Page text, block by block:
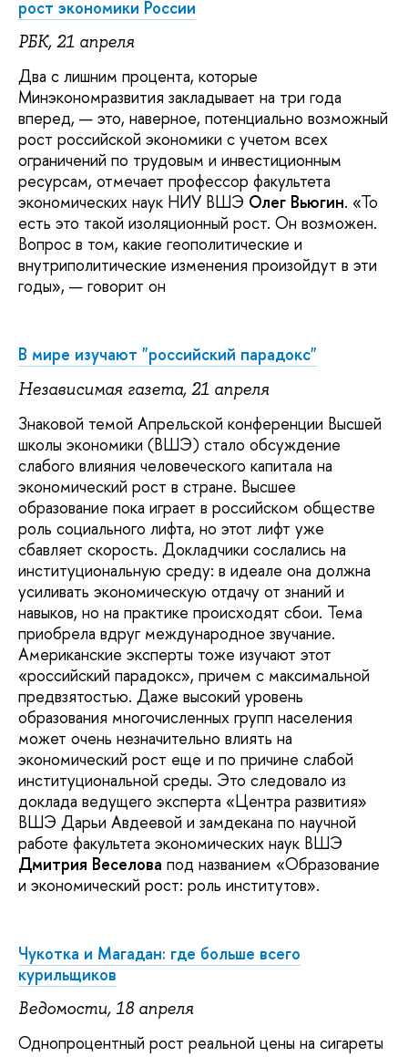
рост экономики России
РБК, 21 апреля
Два с лишним процента, которые
Минэкономразвития закладывает на три года
вперед, — это, наверное, потенциально возможный
рост российской экономики с учетом всех
ограничений по трудовым и инвестиционным
ресурсам, отмечает профессор факультета
экономических наук НИУ ВШЭ Олег Вьюгин. «То
есть это такой изоляционный рост. Он возможен.
Вопрос в том, какие геополитические и
внутриполитические изменения произойдут в эти
годы», — говорит он
В мире изучают "российский парадокс"
Независимая газета, 21 апреля
Знаковой темой Апрельской конференции Высшей
школы экономики (ВШЭ) стало обсуждение
слабого влияния человеческого капитала на
экономический рост в стране. Высшее
образование пока играет в российском обществе
роль социального лифта, но этот лифт уже
сбавляет скорость. Докладчики сослались на
институциональную среду: в идеале она должна
усиливать экономическую отдачу от знаний и
навыков, но на практике происходят сбои. Тема
приобрела вдруг международное звучание.
Американские эксперты тоже изучают этот
«российский парадокс», причем с максимальной
предвзятостью. Даже высокий уровень
образования многочисленных групп населения
может очень незначительно влиять на
экономический рост еще и по причине слабой
институциональной среды. Это следовало из
доклада ведущего эксперта «Центра развития»
ВШЭ Дарьи Авдеевой и замдекана по научной
работе факультета экономических наук ВШЭ
Дмитрия Веселова под названием «Образование
и экономический рост: роль институтов».
Чукотка и Магадан: где больше всего
курильщиков
Ведомости, 18 апреля
Однопроцентный рост реальной цены на сигареты